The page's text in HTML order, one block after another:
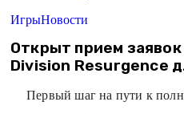
ИгрыНовости
Открыт прием
Division Resurgence
Первый шаг на пути к